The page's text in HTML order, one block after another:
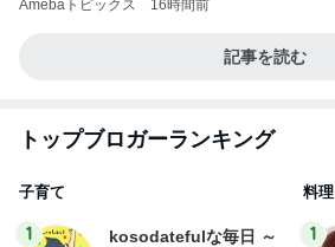
Amebaトピックス 16時間前
記事を読む
トップブロガーランキング
子育て
1
kosodatefulな毎日 ～
料理
1